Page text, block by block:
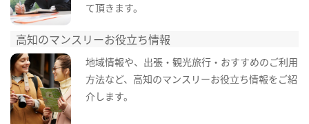
て頂きます。
高知のマンスリーお役立ち情報
地域情報や、出張・観光旅行・おすすめのご利用
方法など、高知のマンスリーお役立ち情報をご紹
介します。